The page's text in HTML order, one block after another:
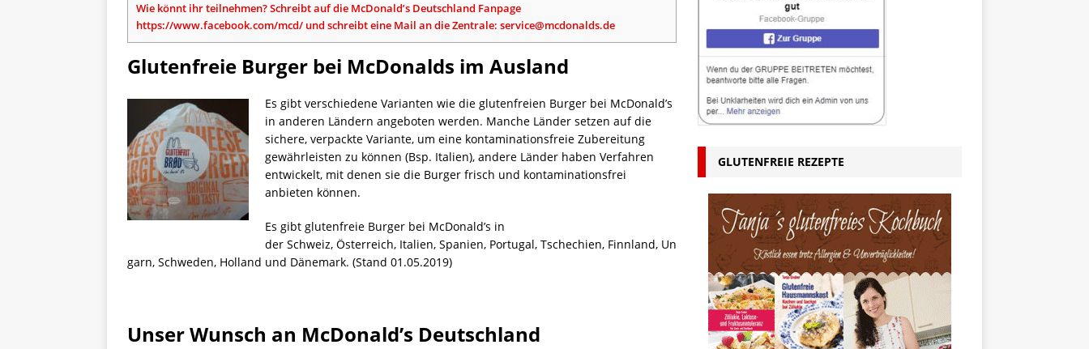
Wie könnt ihr teilnehmen? Schreibt auf die McDonald’s Deutschland Fanpage
https://www.facebook.com/mcd/ und schreibt eine Mail an die Zentrale: service@mcdonalds.de
Glutenfreie Burger bei McDonalds im Ausland
Es gibt verschiedene Varianten wie die glutenfreien Burger bei McDonald’s
in anderen Ländern angeboten werden. Manche Länder setzen auf die
sichere, verpackte Variante, um eine kontaminationsfreie Zubereitung
gewährleisten zu können (Bsp. Italien), andere Länder haben Verfahren
entwickelt, mit denen sie die Burger frisch und kontaminationsfrei
anbieten können.
Es gibt glutenfreie Burger bei McDonald’s in
der Schweiz, Österreich, Italien, Spanien, Portugal, Tschechien, Finnland, Un
garn, Schweden, Holland und Dänemark. (Stand 01.05.2019)
Unser Wunsch an McDonald’s Deutschland
GLUTENFREIE REZEPTE